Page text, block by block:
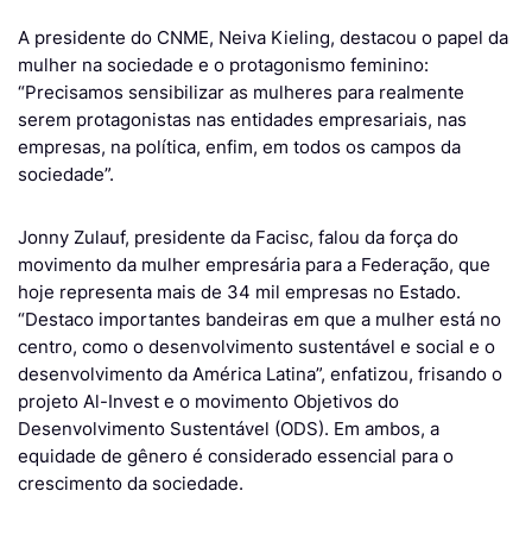
A presidente do CNME, Neiva Kieling, destacou o papel da
mulher na sociedade e o protagonismo feminino:
“Precisamos sensibilizar as mulheres para realmente
serem protagonistas nas entidades empresariais, nas
empresas, na política, enfim, em todos os campos da
sociedade”.
Jonny Zulauf, presidente da Facisc, falou da força do
movimento da mulher empresária para a Federação, que
hoje representa mais de 34 mil empresas no Estado.
“Destaco importantes bandeiras em que a mulher está no
centro, como o desenvolvimento sustentável e social e o
desenvolvimento da América Latina”, enfatizou, frisando o
projeto Al-Invest e o movimento Objetivos do
Desenvolvimento Sustentável (ODS). Em ambos, a
equidade de gênero é considerado essencial para o
crescimento da sociedade.